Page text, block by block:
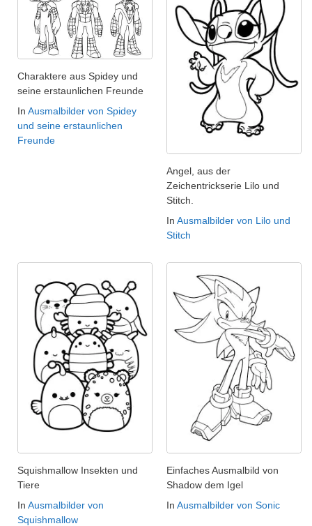
Charaktere aus Spidey und
seine erstaunlichen Freunde
In Ausmalbilder von Spidey
und seine erstaunlichen
Freunde
Angel, aus der
Zeichentrickserie Lilo und
Stitch.
In Ausmalbilder von Lilo und
Stitch
Squishmallow Insekten und
Tiere
In Ausmalbilder von
Squishmallow
Einfaches Ausmalbild von
Shadow dem Igel
In Ausmalbilder von Sonic